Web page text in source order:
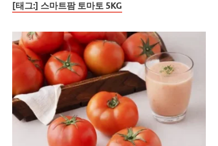
[태그:] 스마트팜 토마토 5KG